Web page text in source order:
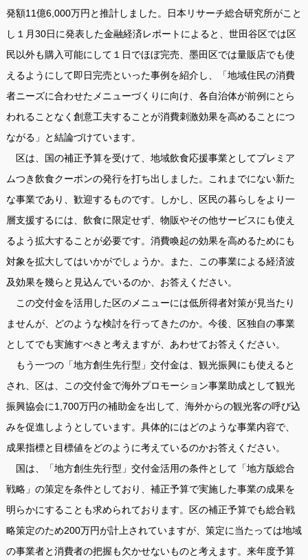
発額11億6,000万円と推計しました。日本リサーチ総合研究所がこと
し１月30日に発表した金融経済レポートによると、世田谷区では区
民以外も購入可能にして１日でほぼ完売、墨田区では量販店でも使
えるようにして即日完売といった事例を紹介し、「地域住民の消費
者ニーズに合わせたメニューづくりに向け、各自治体が前例にとら
われることなく創意工夫することが消費刺激効果を高めることにつ
ながる」と結論づけています。
区は、国の補正予算を受けて、地域飲食応援事業としてプレミア
ムつき飲食クーポンの発行を打ち出しました。これまでにない新た
な事業であり、歓迎するものです。しかし、区民の暮らしをより一
層支援するには、飲食に限定せず、物販やその他サービスにも使え
るよう拡大することが必要です。消費喚起の効果を高めるためにも
対象を拡大してはいかがでしょうか。また、この事業による経済波
及効果を幾らと見込んでいるのか、お答えください。
この交付金を活用した区のメニューには低所得者対策が見当たり
ませんが、どのような検討を行ってきたのか。今後、区独自の事業
としてでも実施すべきと考えますが、あわせてお答えください。
もう一つの「地方創生先行型」交付金は、観光振興にも使えると
され、区は、この交付金で海外プロモーション事業助成として観光
振興協会に1,700万円の補助金を出して、海外からの観光客の呼び込
みを促進しようとしています。具体的にはどのような事業内容で、
成果指標と目標値をどのように考えているのかお答えください。
国は、「地方創生先行型」交付金活用の条件として「地方版総合
戦略」の策定を条件としており、補正予算で実施した事業の成果を
明らかにすることも求められております。区の補正予算でも総合戦
略策定のため200万円が計上されていますが、策定に当たっては地域
の事業者と消費者の把握も欠かせないものと考えます。来年度予算